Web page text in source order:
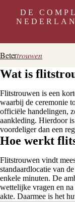
DE
Betertrouwen
Wat is
Flitstrouwen is een
waarbij de ceremonie
officiële handelingen,
aankleding. Hierdoor
voordeliger dan een
Hoe werkt
Flitstrouwen vindt
standaardlocatie van
enkele minuten. De
wettelijke vragen en
akte. Daarmee is het